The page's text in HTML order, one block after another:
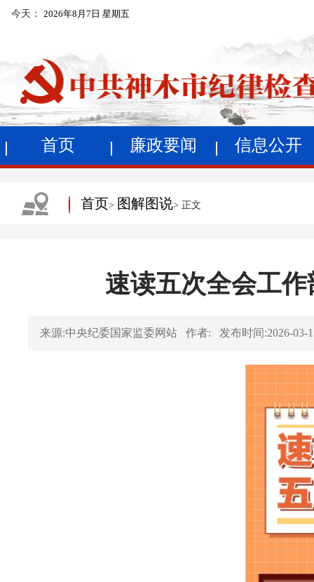
今天： 2026年8月7日 星期五
首页 廉政要闻 信息公开
首页> 图解图说> 正文
速读五次全会工
来源:中央纪委国家监委网站 作者: 发布时间:2026-03-